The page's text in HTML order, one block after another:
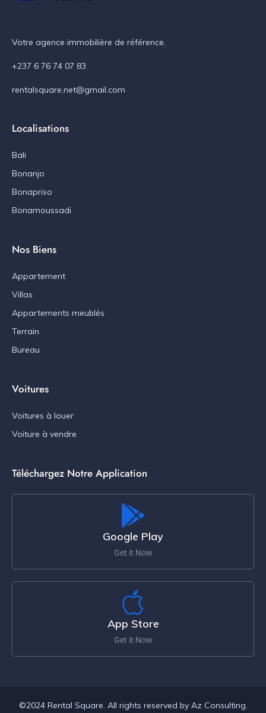
Votre agence immobilière de référence.
+237 6 76 74 07 83
rentalsquare.net@gmail.com
Localisations
Bali
Bonanjo
Bonapriso
Bonamoussadi
Nos Biens
Appartement
Villas
Appartements meublés
Terrain
Bureau
Voitures
Voitures à louer
Voiture à vendre
Téléchargez Notre Application
Google Play
Get it Now
App Store
Get it Now
©2024 Rental Square. All rights reserved by Az Consulting.